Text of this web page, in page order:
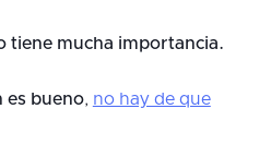
tiene mucha importancia.
es bueno, no hay de que